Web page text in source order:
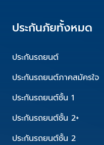
ประกันภัยทั้งหมด
ประกันรถยนต์
ประกันรถยนต์ภาคสมัครใจ
ประกันรถยนต์ชั้น 1
ประกันรถยนต์ชั้น 2+
ประกันรถยนต์ชั้น 2